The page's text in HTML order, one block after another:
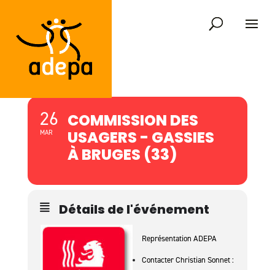
26
MAR
COMMISSION DES
USAGERS - GASSIES
À BRUGES (33)
Détails de l'événement
Représentation ADEPA
Contacter Christian Sonnet :